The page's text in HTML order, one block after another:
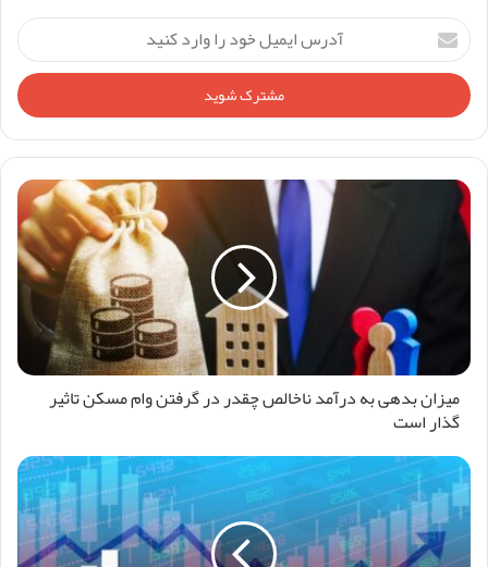
آدرس
ایمیل
خود
را
وارد
کنید
میزان بدهی به درآمد ناخالص چقدر در گرفتن وام مسکن تاثیر
گذار است